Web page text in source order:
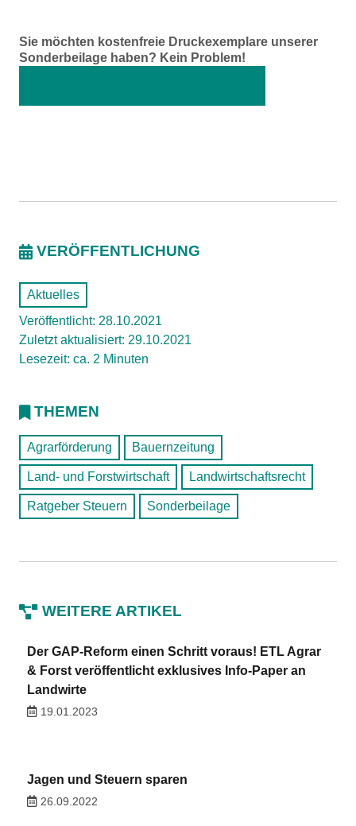
Sie möchten kostenfreie Druckexemplare unserer
Sonderbeilage haben? Kein Problem!
VERÖFFENTLICHUNG
Aktuelles
Veröffentlicht: 28.10.2021
Zuletzt aktualisiert: 29.10.2021
Lesezeit: ca. 2 Minuten
THEMEN
Agrarförderung Bauernzeitung
Land- und Forstwirtschaft Landwirtschaftsrecht
Ratgeber Steuern Sonderbeilage
WEITERE ARTIKEL
Der GAP-Reform einen Schritt voraus! ETL Agrar
& Forst veröffentlicht exklusives Info-Paper an
Landwirte
19.01.2023
Jagen und Steuern sparen
26.09.2022